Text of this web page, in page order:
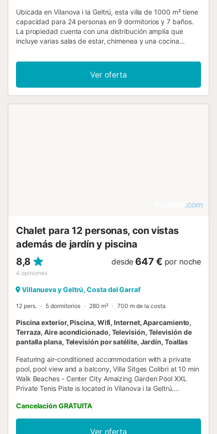
Ubicada en Vilanova i la Geltrú, esta villa de 1000 m² tiene
capacidad para 24 personas en 9 dormitorios y 7 baños.
La propiedad cuenta con una distribución amplia que
incluye varias salas de estar, chimenea y una cocina
huéspedes disponen de aire acondicionado, calefacción,
Wi-Fi y televisión de pantalla plana. La configuración de
camas incluye opciones king-size, super king-size,
individuales, literas y sofás cama para mayor flexibilidad.
existe una zona designada para fumar. No se permiten
culturales, con la Talaia y el Riu Foix en las
inmediaciones....
Ver oferta
Chalet para 12 personas, con vistas
además de jardín y piscina
8,8
4 opiniones
desde 647 € por noche
Villanueva y Geltrú, Costa del Garraf
12 pers. 5 dormitorios 280 m² 700 m de la costa
Piscina exterior, Piscina, Wifi, Internet, Aparcamiento,
Terraza, Aire acondicionado, Televisión, Televisión de
pantalla plana, Televisión por satélite, Jardín, Toallas
Featuring air-conditioned accommodation with a private
pool, pool view and a balcony, Villa Sitges Colibri at 10 min
Walk Beaches - Center City Amaizing Garden Pool XXL
Private Tenis Piste is located in Vilanova i la Geltrú....
Cancelación GRATUITA
Ver oferta